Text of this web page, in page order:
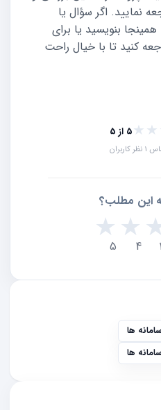
اگر سؤال یا
همینجا بنویسید یا برای
کنید تا با خیال راحت
5 از 5
کاربران
این مطلب؟
★4
★
5
ها
ها